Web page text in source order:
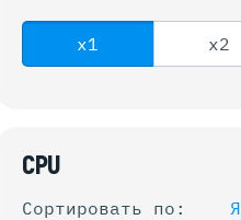
x1 x2
CPU
Сортировать по: